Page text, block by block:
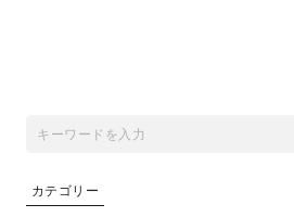
カテゴリー